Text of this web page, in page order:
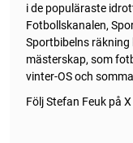
i de populäraste
Fotbollskanalen,
Sportbibelns
mästerskap, som
vinter-OS och
Följ Stefan Feuk på X